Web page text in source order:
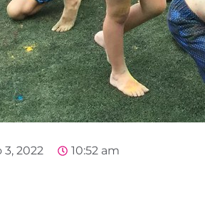
3, 2022 10:52 am